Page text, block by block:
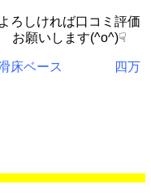
よろしければ口コミ評価
お願いします(^o^)☟
床ベース
四万